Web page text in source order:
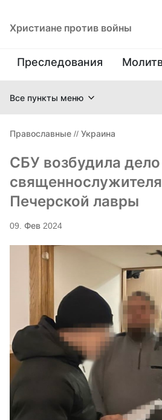
Христиане против войны
Преследования
Все пункты меню
Православные // Украина
СБУ возбудила
Печерской лавры
09. Фев 2024